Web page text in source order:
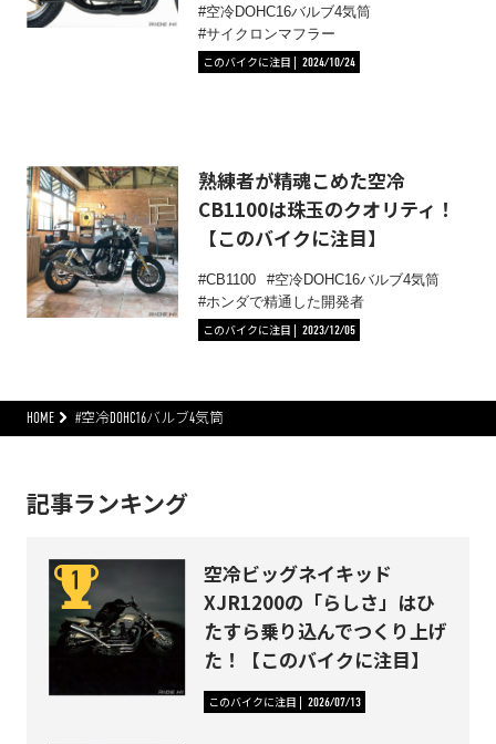
空冷DOHC16バルブ4気筒
サイクロンマフラー
このバイクに注目
2024/10/24
熟練者が精魂こめた空冷
CB1100は珠玉のクオリティ！
【このバイクに注目】
CB1100
空冷DOHC16バルブ4気筒
ホンダで精通した開発者
このバイクに注目
2023/12/05
HOME #空冷DOHC16バルブ4気筒
記事ランキング
空冷ビッグネイキッド
XJR1200の「らしさ」はひ
たすら乗り込んでつくり上げ
た！【このバイクに注目】
このバイクに注目 2026/07/13